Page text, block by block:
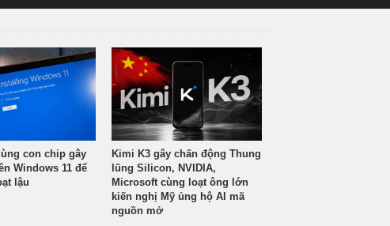
con chip gây
Windows 11 để
lậu
Kimi K3 gây chấn động Thung
lũng Silicon, NVIDIA,
Microsoft cùng loạt ông lớn
kiến nghị Mỹ ủng hộ AI mã
nguồn mở